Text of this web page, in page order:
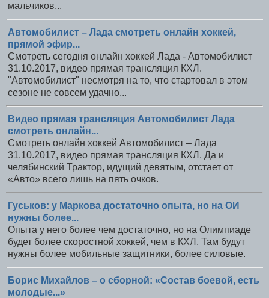
мальчиков...
Автомобилист – Лада смотреть онлайн хоккей,
прямой эфир...
Смотреть сегодня онлайн хоккей Лада - Автомобилист
31.10.2017, видео прямая трансляция КХЛ.
"Автомобилист" несмотря на то, что стартовал в этом
сезоне не совсем удачно...
Видео прямая трансляция Автомобилист Лада
смотреть онлайн...
Смотреть онлайн хоккей Автомобилист – Лада
31.10.2017, видео прямая трансляция КХЛ. Да и
челябинский Трактор, идущий девятым, отстает от
«Авто» всего лишь на пять очков.
Гуськов: у Маркова достаточно опыта, но на ОИ
нужны более...
Опыта у него более чем достаточно, но на Олимпиаде
будет более скоростной хоккей, чем в КХЛ. Там будут
нужны более мобильные защитники, более силовые.
Борис Михайлов – о сборной: «Состав боевой, есть
молодые...»